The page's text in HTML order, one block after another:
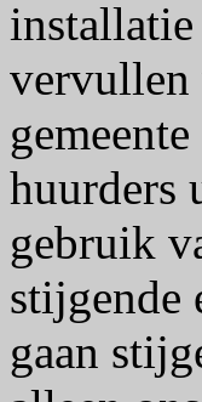
installatie
vervullen
huurders
gebruik
stijgende
gaan